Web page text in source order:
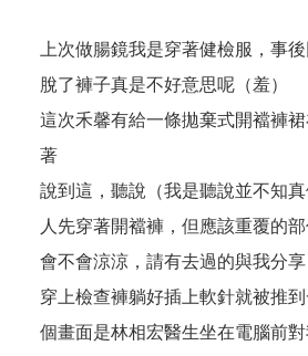
上次做腸鏡我是穿著健檢服，事
脫了褲子真是不好意思呢（羞）
這次禾馨有給一條拋棄式開襠褲
著
說到這，聽說（我是聽說並不知
人先穿著開襠褲，但應該重覆的
會不會涼涼，請有去過的與我分享
穿上檢查褲躺好插上軟針就被推
個畫面是林相宏醫生坐在電腦前